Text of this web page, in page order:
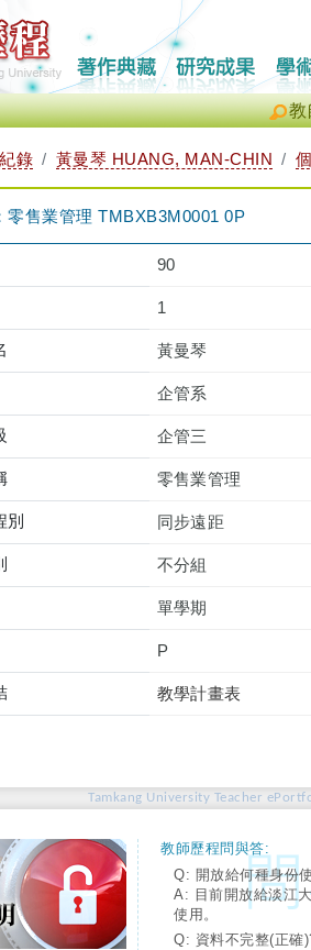
教
錄 黃曼琴 HUANG, MAN-CHIN
零售業管理 TMBXB3M0001 0P
90
1
黃曼琴
企管系
企管三
零售業管理
別 同步遠距
不分組
單學期
P
教學計畫表
Tamkang University Teacher
教師歷程問與答:
Q: 開放給何種身份
A: 目前開放給淡江
使用。
Q: 資料不完整(正確